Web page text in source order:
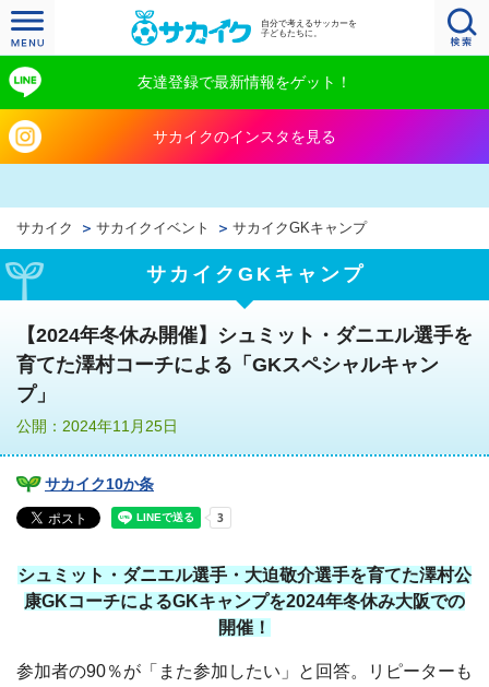
自分で考えるサッカーを
子どもたちに。
友達登録で最新情報をゲット！
サカイクのインスタを見る
サカイク サカイクイベント サカイクGKキャンプ
サカイクGKキャンプ
【2024年冬休み開催】シュミット・ダニエル選手を
育てた澤村コーチによる「GKスペシャルキャン
プ」
公開：2024年11月25日
サカイク10か条
シュミット・ダニエル選手・大迫敬介選手を育てた澤村公
康GKコーチによるGKキャンプを2024年冬休み大阪での
開催！
参加者の90％が「また参加したい」と回答。リピーターも